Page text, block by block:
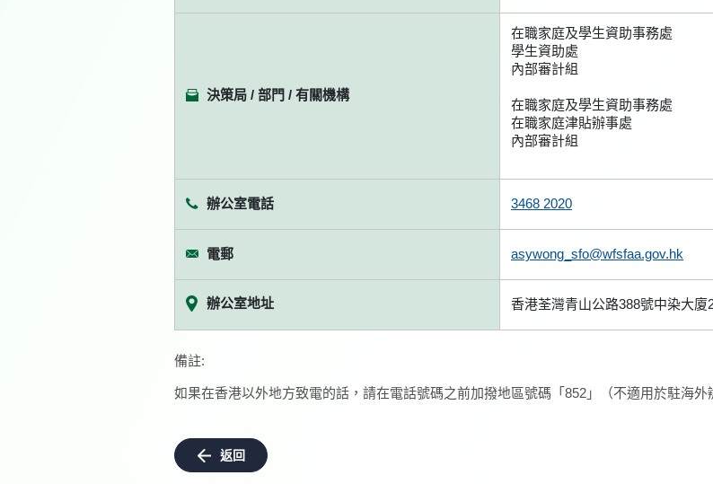
決策局 / 部門 / 有關機構
在職家庭及學生資助事務處
學生資助處
內部審計組
在職家庭及學生資助事務處
在職家庭津貼辦事處
內部審計組
辦公室電話 3468 2020
電郵 asywong_sfo@wfsfaa.gov.hk
辦公室地址 香港荃灣青山公路388號中染大廈
備註:
如果在香港以外地方致電的話，請在電話號碼之前加撥地區號碼「852」（不適用於駐海外
返回